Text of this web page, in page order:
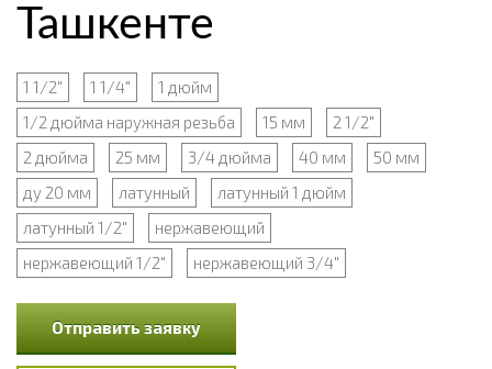
Ташкенте
1 1/2" 1 1/4"
1 дюйм
1/2 дюйма наружная резьба
15 мм
2 1/2"
2 дюйма
25 мм 3/4 дюйма 40 мм
50 мм
ду 20 мм
латунный
латунный 1 дюйм
латунный 1/2"
нержавеющий
нержавеющий 1/2"
нержавеющий 3/4"
Отправить заявку